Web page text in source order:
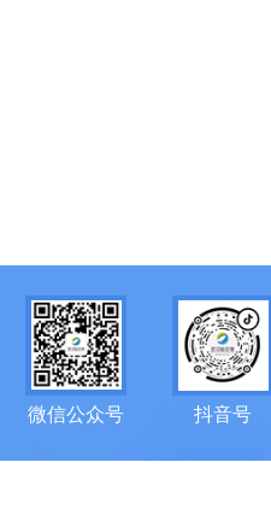
微信公众号 抖音号